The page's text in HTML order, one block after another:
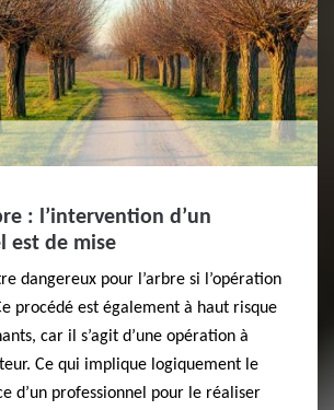
: l’intervention d’un
est de mise
dangereux pour l’arbre si l’opération
procédé est également à haut risque
car il s’agit d’une opération à
Ce qui implique logiquement le
d’un professionnel pour le réaliser